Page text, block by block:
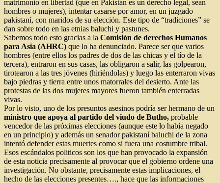
matrimonio en libertad (que en Pakistán es un derecho legal, sean
hombres o mujeres), intentar casarse por amor, en un juzgado
pakistaní, con maridos de su elección. Este tipo de “tradiciones” se
dan sobre todo en las etnias baluchi y pastunes.
Sabemos todo esto gracias a la Comisión de derechos Humanos
para Asia (AHRC) que lo ha denunciado. Parece ser que varios
hombres (entre ellos los padres de dos de las chicas y el tío de la
tercera), entraron en sus casas, las obligaron a salir, las golpearon,
tirotearon a las tres jóvenes (hiriéndolas) y luego las enterraron vivas
bajo piedras y tierra entre unos matorrales del desierto. Ante las
protestas de las dos mujeres mayores fueron también enterradas
vivas.
Por lo visto, uno de los presuntos asesinos podría ser hermano de un
ministro que apoya al partido del viudo de Butho, probable
vencedor de las próximas elecciones (aunque este lo había negado
en un principio) y además un senador pakistaní baluchi de la zona
intentó defender estas muertes como si fuera una costumbre tribal.
Esos escándalos politicos son los que han provocado la expansión
de esta noticia precisamente al provocar que el gobierno ordene una
investigación. No obstante, precisamente estas implicaciones, el
hecho de las elecciones presentes…., hace que las informaciones